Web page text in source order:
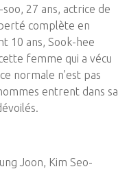
27 ans, actrice de
complète en
10 ans, Sook-hee
femme qui a vécu
normale n’est pas
entrent dans sa
Joon, Kim Seo-